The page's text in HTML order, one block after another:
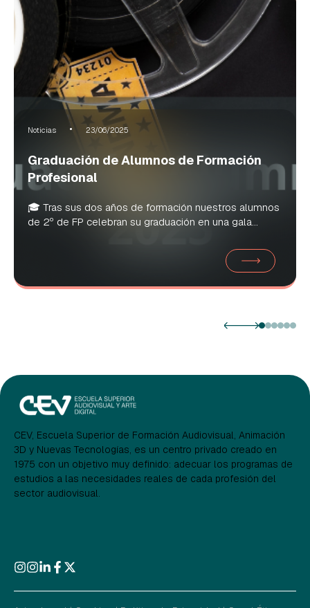
Noticias 23/06/2025
Graduación de Alumnos de Formación
Profesional
🎓 Tras sus dos años de formación nuestros alumnos
de 2º de FP celebran su graduación en una gala...
CEV, Escuela Superior de Formación Audiovisual, Animación
3D y Nuevas Tecnologías, es un centro privado creado en
1975 con un objetivo muy definido: adecuar los programas de
estudios a las necesidades reales de cada profesión del
sector audiovisual.